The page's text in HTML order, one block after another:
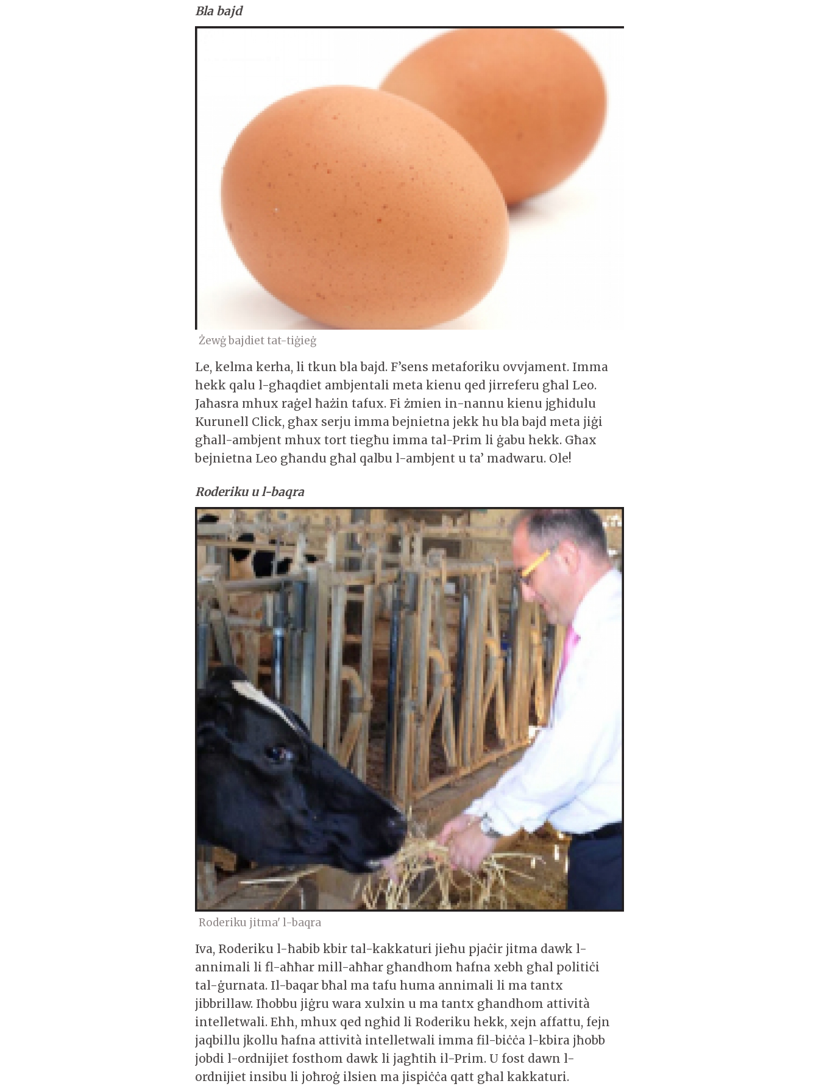
Bla bajd
Żewġ bajdiet tat-tiġieġ
Le, kelma kerha, li tkun bla bajd. F’sens metaforiku ovvjament. Imma
hekk qalu l-għaqdiet ambjentali meta kienu qed jirreferu għal Leo.
Jaħasra mhux raġel ħażin tafux. Fi żmien in-nannu kienu jgħidulu
Kurunell Click, għax serju imma bejnietna jekk hu bla bajd meta jiġi
għall-ambjent mhux tort tiegħu imma tal-Prim li ġabu hekk. Għax
bejnietna Leo għandu għal qalbu l-ambjent u ta’ madwaru. Ole!
Roderiku u l-baqra
Roderiku jitma' l-baqra
Iva, Roderiku l-ħabib kbir tal-kakkaturi jieħu pjaċir jitma dawk l-
annimali li fl-aħħar mill-aħħar għandhom ħafna xebh għal politiċi
tal-ġurnata. Il-baqar bħal ma tafu huma annimali li ma tantx
jibbrillaw. Iħobbu jiġru wara xulxin u ma tantx għandhom attività
intelletwali. Ehh, mhux qed ngħid li Roderiku hekk, xejn affattu, fejn
jaqbillu jkollu ħafna attività intelletwali imma fil-biċċa l-kbira jħobb
jobdi l-ordnijiet fosthom dawk li jagħtih il-Prim. U fost dawn l-
ordnijiet insibu li joħroġ ilsien ma jispiċċa qatt għal kakkaturi.